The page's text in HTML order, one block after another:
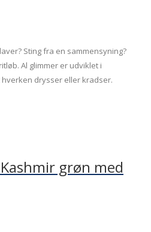
Sting fra en sammensyning?
Al glimmer er udviklet i
drysser eller kradser.
grøn med